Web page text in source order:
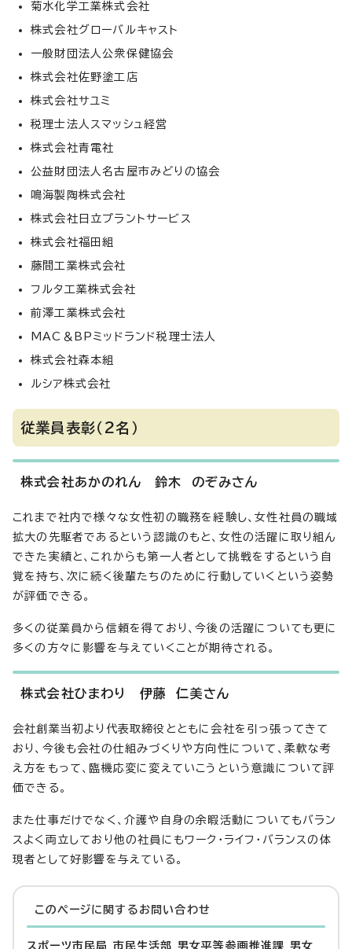
菊水化学工業株式会社
株式会社グローバルキャスト
一般財団法人公衆保健協会
株式会社佐野塗工店
株式会社サユミ
税理士法人スマッシュ経営
株式会社青電社
公益財団法人名古屋市みどりの協会
鳴海製陶株式会社
株式会社日立プラントサービス
株式会社福田組
藤間工業株式会社
フルタ工業株式会社
前澤工業株式会社
MAC＆BPミッドランド税理士法人
株式会社森本組
ルシア株式会社
従業員表彰（2名）
株式会社あかのれん 鈴木 のぞみさん
これまで社内で様々な女性初の職務を経験し、女性社員の職域
拡大の先駆者であるという認識のもと、女性の活躍に取り組ん
できた実績と、これからも第一人者として挑戦をするという自
覚を持ち、次に続く後輩たちのために行動していくという姿勢
が評価できる。
多くの従業員から信頼を得ており、今後の活躍についても更に
多くの方々に影響を与えていくことが期待される。
株式会社ひまわり 伊藤 仁美さん
会社創業当初より代表取締役とともに会社を引っ張ってきて
おり、今後も会社の仕組みづくりや方向性について、柔軟な考
え方をもって、臨機応変に変えていこうという意識について評
価できる。
また仕事だけでなく、介護や自身の余暇活動についてもバラン
スよく両立しており他の社員にもワーク・ライフ・バランスの体
現者として好影響を与えている。
このページに関する お問い合わせ
スポーツ市民局 市民生活部 男女平等参画推進課 男女